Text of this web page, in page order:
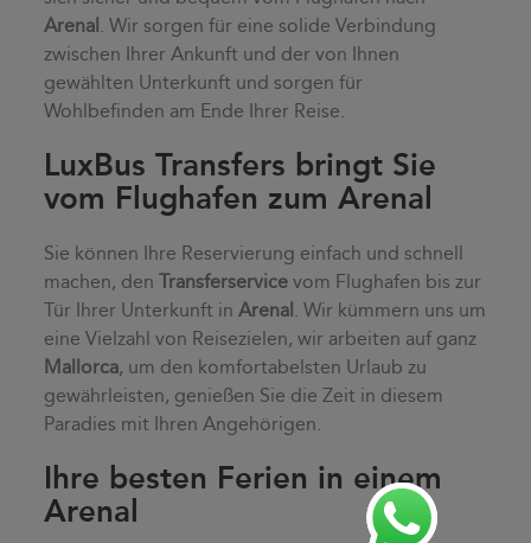
Arenal . Wir sorgen für eine solide Verbindung
zwischen Ihrer Ankunft und der von Ihnen
gewählten Unterkunft und sorgen für
Wohlbefinden am Ende Ihrer Reise.
LuxBus Transfers bringt Sie
vom Flughafen zum Arenal
Sie können Ihre Reservierung einfach und schnell
machen, denTransferservice vom Flughafen bis zur
Tür Ihrer Unterkunft inArenal . Wir kümmern uns um
eine Vielzahl von Reisezielen, wir arbeiten auf ganz
Mallorca, um den komfortabelsten Urlaub zu
gewährleisten, genießen Sie die Zeit in diesem
Paradies mit Ihren Angehörigen.
Ihre besten Ferien in einem
Arenal